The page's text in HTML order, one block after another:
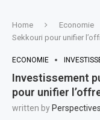
Home Economie
Sekkouri pour unifier
ECONOMIE
Investissement
pour unifier
written by